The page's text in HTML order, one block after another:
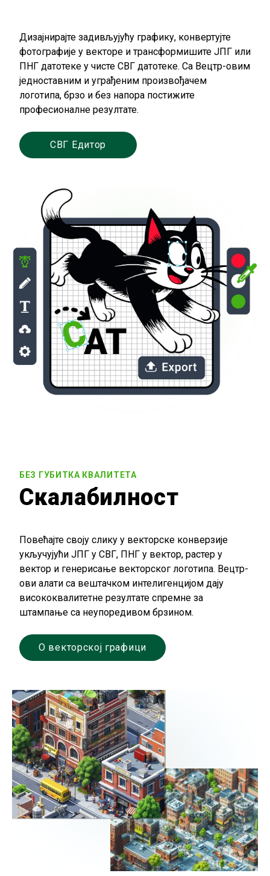
Дизајнирајте задивљујућу графику, конвертујте
фотографије у векторе и трансформишите ЈПГ или
ПНГ датотеке у чисте СВГ датотеке. Са Вецтр-овим
једноставним и уграђеним произвођачем
логотипа, брзо и без напора постижите
професионалне резултате.
СВГ Едитор
БЕЗ ГУБИТКА КВАЛИТЕТА
Скалабилност
Повећајте своју слику у векторске конверзије
укључујући ЈПГ у СВГ, ПНГ у вектор, растер у
вектор и генерисање векторског логотипа. Вецтр-
ови алати са вештачком интелигенцијом дају
висококвалитетне резултате спремне за
штампање са неупоредивом брзином.
О векторској графици